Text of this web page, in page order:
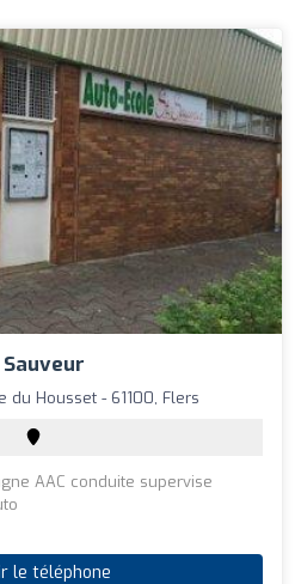
du Housset - 61100, Flers
AAC conduite supervise
le téléphone